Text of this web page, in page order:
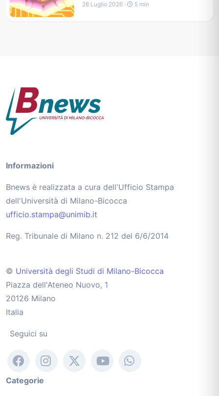
28 Luglio 2026 ·
5 min
Informazioni
Bnews è realizzata a cura dell'Ufficio Stampa
dell'Università di Milano-Bicocca
ufficio.stampa@unimib.it
Reg. Tribunale di Milano n. 212 del 6/6/2014
© Università degli Studi di Milano-Bicocca
Piazza dell'Ateneo Nuovo, 1
20126 Milano
Italia
Seguici su
Categorie